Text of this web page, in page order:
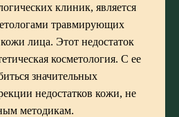
клиник, является
травмирующих
лица. Этот недостаток
косметология. С ее
значительных
недостатков кожи, не
методикам.